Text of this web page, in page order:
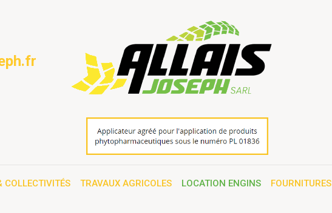
COLLECTIVITÉS TRAVAUX AGRICOLES LOCATION ENGINS